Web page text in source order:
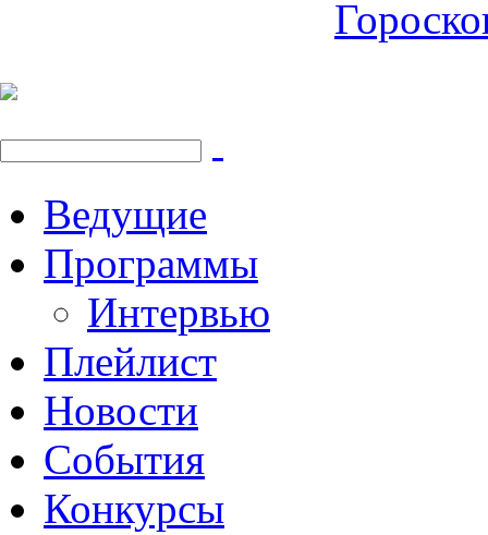
Ведущие
Программы
Интервью
Плейлист
Новости
События
Конкурсы